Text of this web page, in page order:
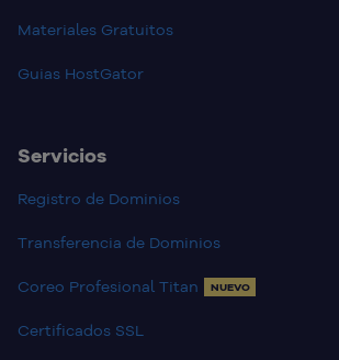
Materiales Gratuitos
Guias HostGator
Servicios
Registro de Dominios
Transferencia de Dominios
Coreo Profesional Titan NUEVO
Certificados SSL